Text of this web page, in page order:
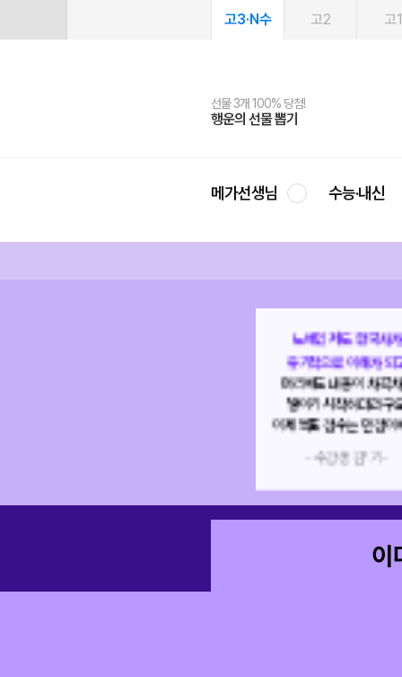
고3·N수 고2 고1
선물 3개 100% 당첨!
행운의 선물 뽑기
선물 100% 증정!
메가스터디 X 올리브
여름방학 스터디 캐시백
메가런 썸머스쿨
2027 러셀 단과
강사 공개선발
스마트러닝앱
설문 EVENT
메가패스
3일 무료 체험권
메가패스 수강생 무료혜택!
메가클럽 멤버십
사회공헌 캠페인
희망이룸 메가나눔
메가선생님 수능·내신
생소한 사건,
유기적으
하나의 이
설명해 주
정말 이해가 쏙
- 수강생
이